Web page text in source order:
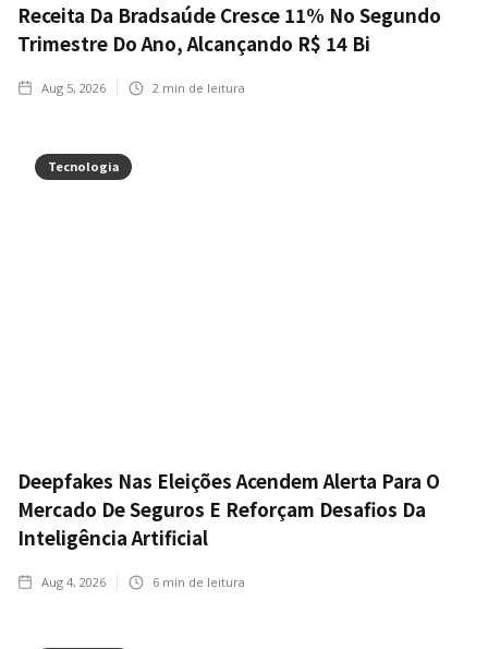
Receita Da Bradsaúde Cresce 11% No Segundo
Trimestre Do Ano, Alcançando R$ 14 Bi
Aug 5, 2026 2 min de leitura
Tecnologia
Deepfakes Nas Eleições Acendem Alerta Para O
Mercado De Seguros E Reforçam Desafios Da
Inteligência Artificial
Aug 4, 2026 6 min de leitura